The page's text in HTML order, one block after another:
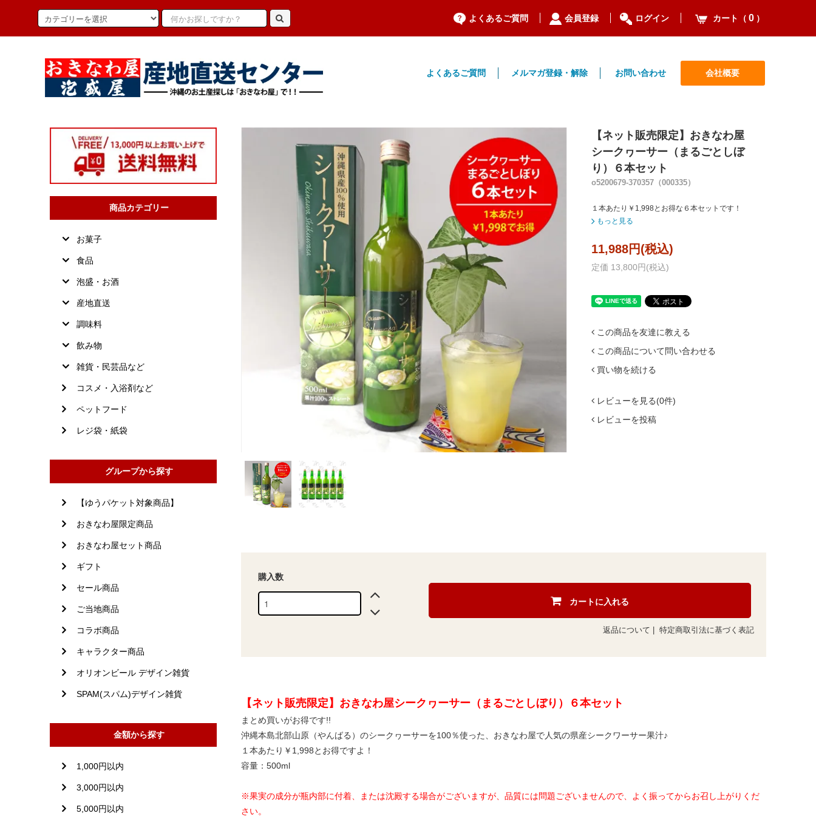
よくあるご質問 会員登録 ログイン カート（ 0 ）
よくあるご質問 メルマガ登録・解除 お問い合わせ 会社概要
【ネット販売限定】おきなわ屋
シークヮーサー（まるごとしぼ
り）６本セット
o5200679-370357（000335）
１本あたり￥1,998とお得な６本セットです！
もっと見る
11,988円(税込)
定価 13,800円(税込)
この商品を友達に教える
この商品について問い合わせる
買い物を続ける
レビューを見る(0件)
レビューを投稿
購入数
カートに入れる
返品について 特定商取引法に基づく表記
【ネット販売限定】おきなわ屋シークヮーサー（まるごとしぼり）６本セット
まとめ買いがお得です!!
沖縄本島北部山原（やんばる）のシークヮーサーを100％使った、おきなわ屋で人気の県産シークワーサー果汁♪
１本あたり￥1,998とお得ですよ！
容量：500ml
※果実の成分が瓶内部に付着、または沈殿する場合がございますが、品質には問題ございませんので、よく振ってからお召し上がりくだ
さい。
商品カテゴリー
お菓子
食品
泡盛・お酒
産地直送
調味料
飲み物
雑貨・民芸品など
コスメ・入浴剤など
ペットフード
レジ袋・紙袋
グループから探す
【ゆうパケット対象商品】
おきなわ屋限定商品
おきなわ屋セット商品
ギフト
セール商品
ご当地商品
コラボ商品
キャラクター商品
オリオンビール デザイン雑貨
SPAM(スパム)デザイン雑貨
金額から探す
1,000円以内
3,000円以内
5,000円以内